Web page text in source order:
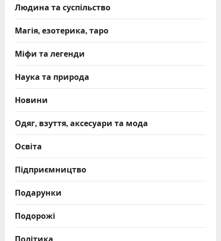
Людина та суспільство
Магія, езотерика, таро
Міфи та легенди
Наука та природа
Новини
Одяг, взуття, аксесуари та мода
Освіта
Підприємництво
Подарунки
Подорожі
Політика